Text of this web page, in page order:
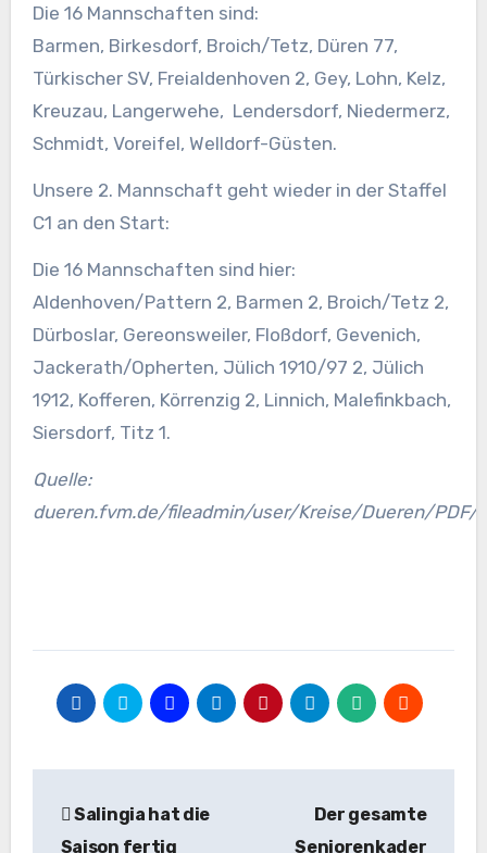
Die 16 Mannschaften sind:
Barmen, Birkesdorf, Broich/Tetz, Düren 77,
Türkischer SV, Freialdenhoven 2, Gey, Lohn, Kelz,
Kreuzau, Langerwehe, Lendersdorf, Niedermerz,
Schmidt, Voreifel, Welldorf-Güsten.
Unsere 2. Mannschaft geht wieder in der Staffel
C1 an den Start:
Die 16 Mannschaften sind hier:
Aldenhoven/Pattern 2, Barmen 2, Broich/Tetz 2,
Dürboslar, Gereonsweiler, Floßdorf, Gevenich,
Jackerath/Opherten, Jülich 1910/97 2, Jülich
1912, Kofferen, Körrenzig 2, Linnich, Malefinkbach,
Siersdorf, Titz 1.
Quelle:
dueren.fvm.de/fileadmin/user/Kreise/Dueren/PDF/
Salingia hat die
Saison fertig
Der gesamte
Seniorenkader